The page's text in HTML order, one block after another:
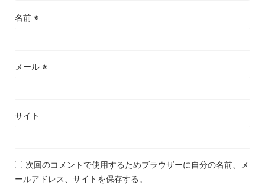
名前 ※
メール ※
サイト
次回のコメントで使用するためブラウザーに自分の名前、メ
ールアドレス、サイトを保存する。